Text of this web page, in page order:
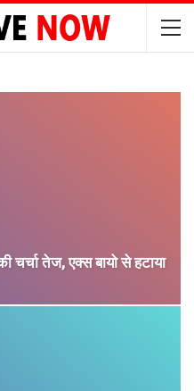
चर्चा तेज, एक्स बायो से हटाया